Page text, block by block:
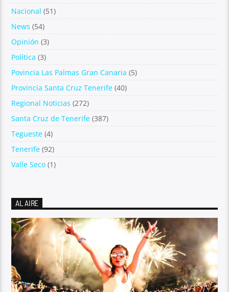
Nacional (51)
News (54)
Opinión (3)
Política (3)
Povincia Las Palmas Gran Canaria (5)
Provincia Santa Cruz Tenerife (40)
Regional Noticias (272)
Santa Cruz de Tenerife (387)
Tegueste (4)
Tenerife (92)
Valle Seco (1)
AL AIRE